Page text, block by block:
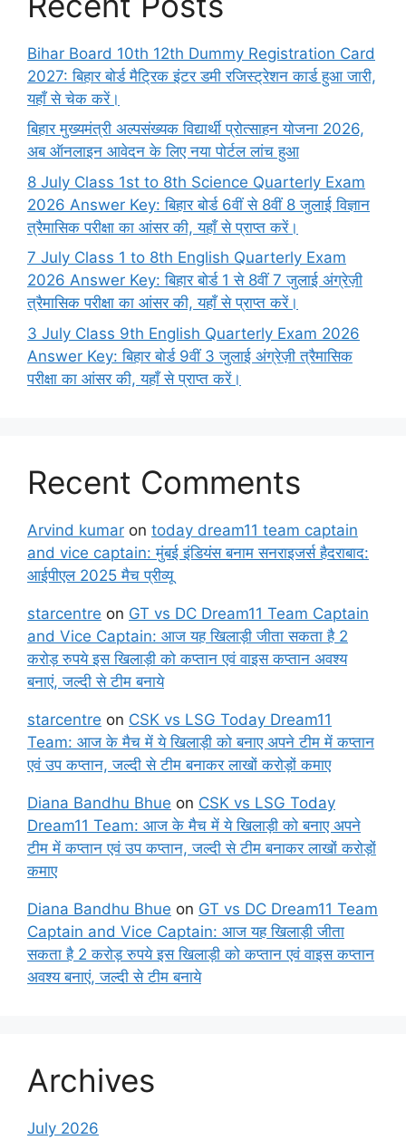
Bihar Board 10th 12th Dummy Registration Card
2027: बिहार बोर्ड मैट्रिक इंटर डमी रजिस्ट्रेशन कार्ड हुआ जारी,
यहाँ से चेक करें।
बिहार मुख्यमंत्री अल्पसंख्यक विद्यार्थी प्रोत्साहन योजना 2026,
अब ऑनलाइन आवेदन के लिए नया पोर्टल लांच हुआ
8 July Class 1st to 8th Science Quarterly Exam
2026 Answer Key: बिहार बोर्ड 6वीं से 8वीं 8 जुलाई विज्ञान
त्रैमासिक परीक्षा का आंसर की, यहाँ से प्राप्त करें।
7 July Class 1 to 8th English Quarterly Exam
2026 Answer Key: बिहार बोर्ड 1 से 8वीं 7 जुलाई अंग्रेज़ी
त्रैमासिक परीक्षा का आंसर की, यहाँ से प्राप्त करें।
3 July Class 9th English Quarterly Exam 2026
Answer Key: बिहार बोर्ड 9वीं 3 जुलाई अंग्रेज़ी त्रैमासिक
परीक्षा का आंसर की, यहाँ से प्राप्त करें।
Recent Comments
Arvind kumar on today dream11 team captain
and vice captain: मुंबई इंडियंस बनाम सनराइजर्स हैदराबाद:
आईपीएल 2025 मैच प्रीव्यू
starcentre on GT vs DC Dream11 Team Captain
and Vice Captain: आज यह खिलाड़ी जीता सकता है 2
करोड़ रुपये इस खिलाड़ी को कप्तान एवं वाइस कप्तान अवश्य
बनाएं, जल्दी से टीम बनाये
starcentre on CSK vs LSG Today Dream11
Team: आज के मैच में ये खिलाड़ी को बनाए अपने टीम में कप्तान
एवं उप कप्तान, जल्दी से टीम बनाकर लाखों करोड़ों कमाए
Diana Bandhu Bhue on CSK vs LSG Today
Dream11 Team: आज के मैच में ये खिलाड़ी को बनाए अपने
टीम में कप्तान एवं उप कप्तान, जल्दी से टीम बनाकर लाखों करोड़ों
कमाए
Diana Bandhu Bhue on GT vs DC Dream11 Team
Captain and Vice Captain: आज यह खिलाड़ी जीता
सकता है 2 करोड़ रुपये इस खिलाड़ी को कप्तान एवं वाइस कप्तान
अवश्य बनाएं, जल्दी से टीम बनाये
Archives
July 2026